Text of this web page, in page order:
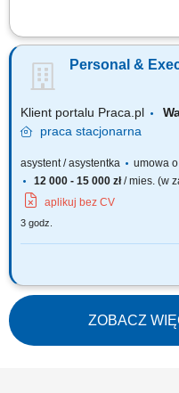
Twoja rola w STRABAG
organizacja podróży
rozliczanie delegacji
obsługa biura: odbieranie i
Personal &
Klient portalu Praca.pl
praca stacjonarna
asystent / asystentka umowa
12 000 - 15 000 zł/ mies. (w
aplikuj bez CV
3 godz.
Prowadzenie kalendarza
grupy kapitałowej.
biletów, hoteli, transportu).
międzynarodowymi oraz
których formalnie...
ZOBACZ